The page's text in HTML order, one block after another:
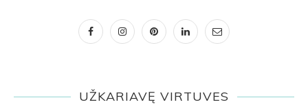
UŽKARIAVĘ VIRTUVES